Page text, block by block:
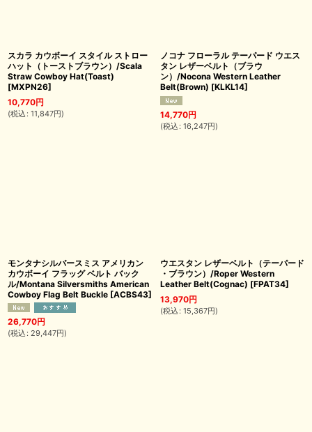
スカラ カウボーイ スタイル ストロー
ハット（トーストブラウン）/Scala
Straw Cowboy Hat(Toast)
[MXPN26]
10,770円
(税込 : 11,847円)
ノコナ フローラル テーパード ウエス
タン レザーベルト（ブラウ
ン）/Nocona Western Leather
Belt(Brown) [KLKL14]
14,770円
(税込 : 16,247円)
モンタナシルバースミス アメリカン
カウボーイ フラッグ ベルト バック
ル/Montana Silversmiths American
Cowboy Flag Belt Buckle [ACBS43]
26,770円
(税込 : 29,447円)
ウエスタン レザーベルト（テーパード
・ブラウン）/Roper Western
Leather Belt(Cognac) [FPAT34]
13,970円
(税込 : 15,367円)